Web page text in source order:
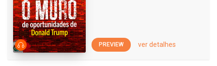
PREVIEW ver detalhes